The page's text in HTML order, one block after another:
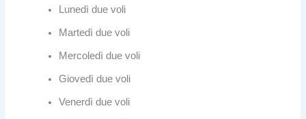
Lunedì due voli
Martedì due voli
Mercoledì due voli
Giovedì due voli
Venerdì due voli